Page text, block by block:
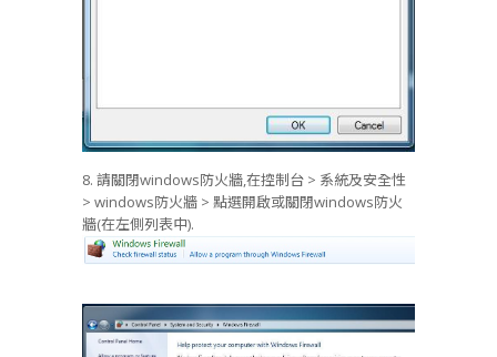
8. 請關閉windows防火牆,在控制台 > 系統及安全性
> windows防火牆 > 點選開啟或關閉windows防火
牆(在左側列表中).